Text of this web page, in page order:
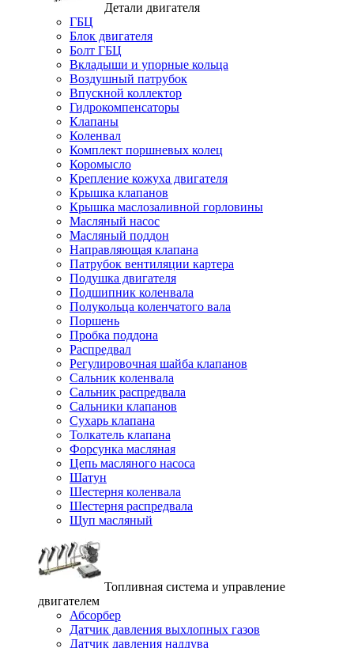
Детали двигателя
ГБЦ
Блок двигателя
Болт ГБЦ
Вкладыши и упорные кольца
Воздушный патрубок
Впускной коллектор
Гидрокомпенсаторы
Клапаны
Коленвал
Комплект поршневых колец
Коромысло
Крепление кожуха двигателя
Крышка клапанов
Крышка маслозаливной горловины
Масляный насос
Масляный поддон
Направляющая клапана
Патрубок вентиляции картера
Подушка двигателя
Подшипник коленвала
Полукольца коленчатого вала
Поршень
Пробка поддона
Распредвал
Регулировочная шайба клапанов
Сальник коленвала
Сальник распредвала
Сальники клапанов
Сухарь клапана
Толкатель клапана
Форсунка масляная
Цепь масляного насоса
Шатун
Шестерня коленвала
Шестерня распредвала
Щуп масляный
Топливная система и управление
двигателем
Абсорбер
Датчик давления выхлопных газов
Датчик давления наддува